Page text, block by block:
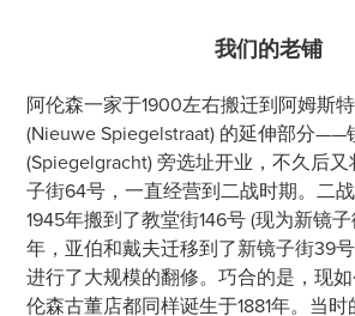
我们的老铺
阿伦森一家于1900左右搬迁到阿姆斯
(Nieuwe Spiegelstraat) 的延伸部分——
(Spiegelgracht) 旁选址开业，不久后
子街64号，一直经营到二战时期。二
1945年搬到了教堂街146号 (现为新镜
年，亚伯和戴夫迁移到了新镜子街39
进行了大规模的翻修。巧合的是，现
伦森古董店都同样诞生于1881年。当